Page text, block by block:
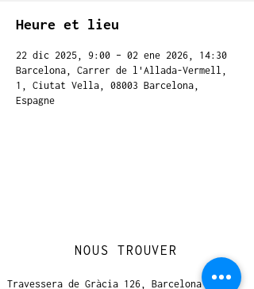
Heure et lieu
22 dic 2025, 9:00 – 02 ene 2026, 14:30
Barcelona, Carrer de l'Allada-Vermell,
1, Ciutat Vella, 08003 Barcelona,
Espagne
NOUS TROUVER
Travessera de Gràcia 126, Barcelona